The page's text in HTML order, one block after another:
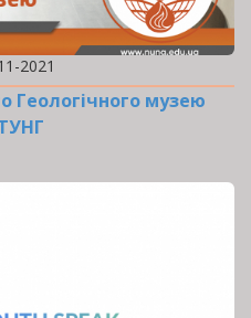
2021
Геологічного музею